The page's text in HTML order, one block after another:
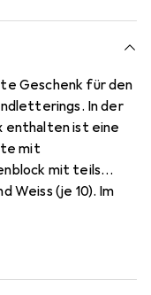
Geschenk für den
In der
enthalten ist eine
mit
mit teils
Weiss (je 10). Im
Weiss, Gold,
Fans und für